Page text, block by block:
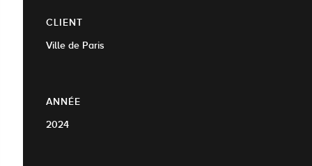
CLIENT
Ville de Paris
ANNÉE
2024